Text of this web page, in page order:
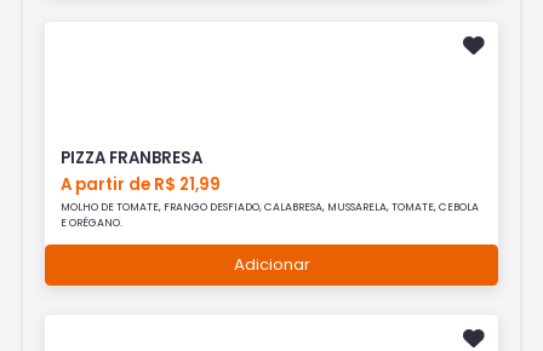
PIZZA FRANBRESA
A partir de R$ 21,99
MOLHO DE TOMATE, FRANGO DESFIADO, CALABRESA, MUSSARELA, TOMATE, CEBOLA
E ORÉGANO.
Adicionar